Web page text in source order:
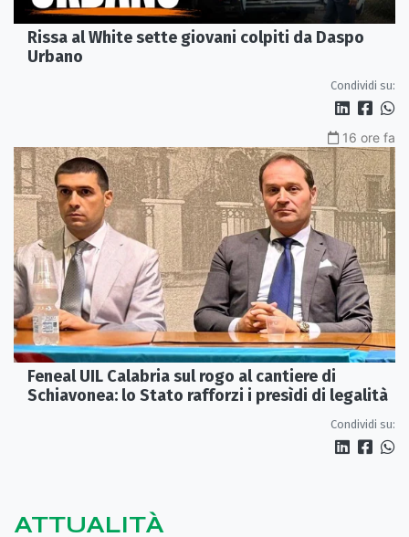
Rissa al White sette giovani colpiti da Daspo
Urbano
Condividi su:
16 ore fa
Feneal UIL Calabria sul rogo al cantiere di
Schiavonea: lo Stato rafforzi i presìdi di legalità
Condividi su:
ATTUALITÀ